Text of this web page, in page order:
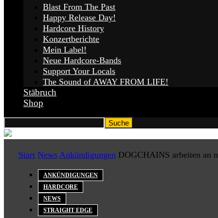
Blast From The Past
Happy Release Day!
Hardcore History
Konzertberichte
Mein Label!
Neue Hardcore-Bands
Support Your Locals
The Sound of AWAY FROM LIFE!
Stäbruch
Shop
Start News Ankündigungen DOGCHAINS arbeiten an
ANKÜNDIGUNGEN
HARDCORE
NEWS
STRAIGHT EDGE